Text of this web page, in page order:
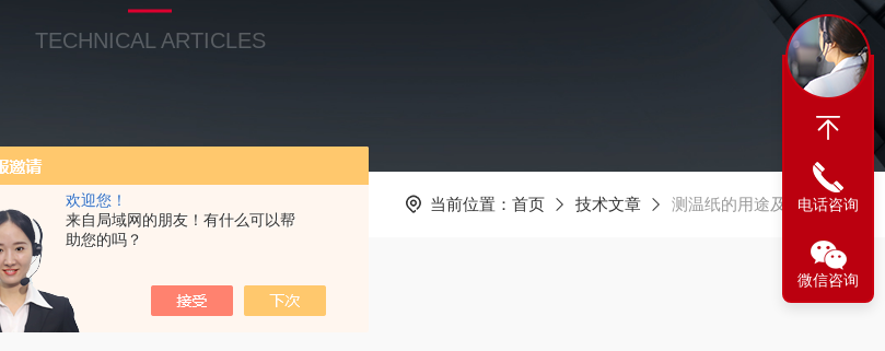
欢迎您！
来自局域网的朋友！有什么可以帮
助您的吗？
TECHNICAL ARTICLES
当前位置： 首页 技术文章 测温纸的用途及分类电话咨询
微信咨询